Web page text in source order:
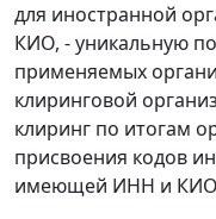
для иностранной
КИО, - уникальную
применяемых
клиринговой
клиринг по итогам
присвоения кодов
имеющей ИНН и